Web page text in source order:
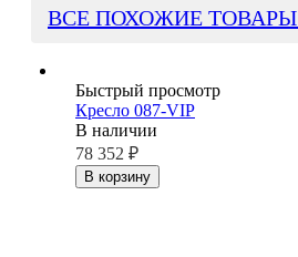
ВСЕ ПОХОЖИЕ ТОВАРЫ
Быстрый просмотр
Кресло 087-VIP
В наличии
78 352 ₽
В корзину